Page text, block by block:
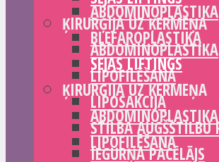
ĶIRURĢIJA UZ ĶERMEŅA
ABDOMINOPLASTIKA
LIPOFILĒŠANA
LIPOSAKCIJA
STILBA AUGŠSTILBU
IEGURŅA PACĒLĀJS
ABDOMINOPLASTIKA
BLEFAROPLASTIKA
SEJAS LIFTINGS
ĶIRURĢIJA UZ ĶERMEŅA
ABDOMINOPLASTIKA
LIPOFILĒŠANA